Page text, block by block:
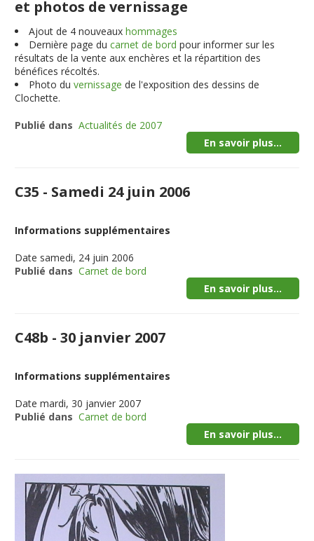
et photos de vernissage
Ajout de 4 nouveauxhommages
Dernière page du carnet de bord pour informer sur les
résultats de la vente aux enchères et la répartition des
bénéfices récoltés.
Photo duvernissage de l'exposition des dessins de
Clochette.
Publié dans Actualités de 2007
En savoir plus...
C35 - Samedi 24 juin 2006
Informations supplémentaires
Date samedi, 24 juin 2006
Publié dans Carnet de bord
En savoir plus...
C48b - 30 janvier 2007
Informations supplémentaires
Date mardi, 30 janvier 2007
Publié dans Carnet de bord
En savoir plus...